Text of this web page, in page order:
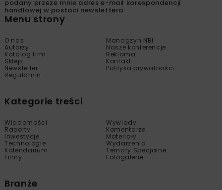
podany przeze mnie adres e-mail korespondencji
handlowej w postaci newslettera.
Menu strony
O nas
Managzyn NBI
Autorzy
Nasze konferencje
Katalog firm
Reklama
Sklep
Kontakt
Newsletter
Polityka prywatności
Regulamin
Kategorie treści
Wiadomości
Wywiady
Raporty
Komentarze
Inwestycje
Materiały
Technologie
Wydarzenia
Kalendarium
Tematy Specjalne
Filmy
Fotogalerie
Branże